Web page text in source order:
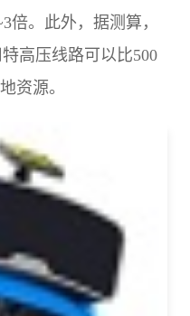
倍。此外，据测算，
高压线路可以比500
资源。